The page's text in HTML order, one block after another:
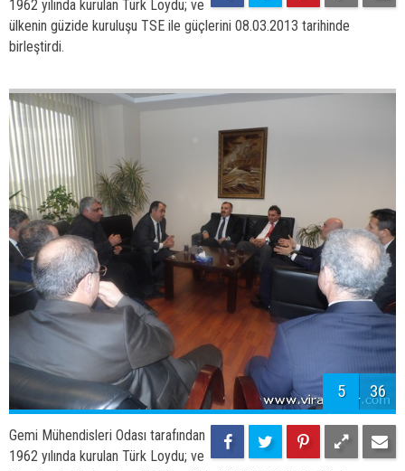
Gemi Mühendisleri Odası tarafından
1962 yılında kurulan Türk Loydu; ve
ülkenin güzide kuruluşu TSE ile güçlerini 08.03.2013 tarihinde
birleştirdi.